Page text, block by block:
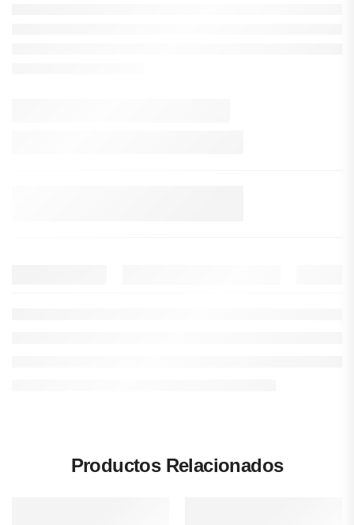
Productos Relacionados